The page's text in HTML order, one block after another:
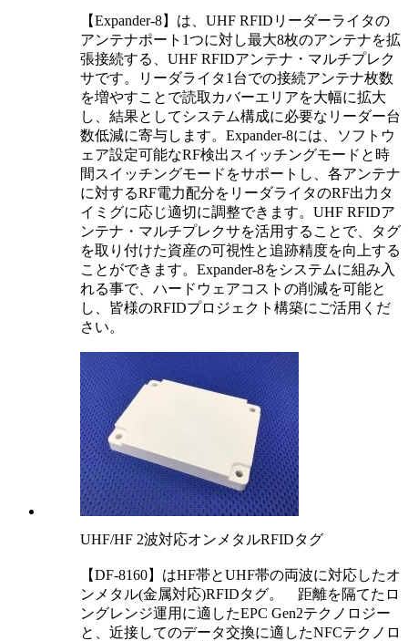
【Expander-8】は、UHF RFIDリーダーライタの
アンテナポート1つに対し最大8枚のアンテナを拡
張接続する、UHF RFIDアンテナ・マルチプレク
サです。リーダライタ1台での接続アンテナ枚数
を増やすことで読取カバーエリアを大幅に拡大
し、結果としてシステム構成に必要なリーダー台
数低減に寄与します。Expander-8には、ソフトウ
ェア設定可能なRF検出スイッチングモードと時
間スイッチングモードをサポートし、各アンテナ
に対するRF電力配分をリーダライタのRF出力タ
イミグに応じ適切に調整できます。UHF RFIDア
ンテナ・マルチプレクサを活用することで、タグ
を取り付けた資産の可視性と追跡精度を向上する
ことができます。Expander-8をシステムに組み入
れる事で、ハードウェアコストの削減を可能と
し、皆様のRFIDプロジェクト構築にご活用くだ
さい。
UHF/HF 2波対応オンメタルRFIDタグ
【DF-8160】はHF帯とUHF帯の両波に対応したオ
ンメタル(金属対応)RFIDタグ。 距離を隔てたロ
ングレンジ運用に適したEPC Gen2テクノロジー
と、近接してのデータ交換に適したNFCテクノロ